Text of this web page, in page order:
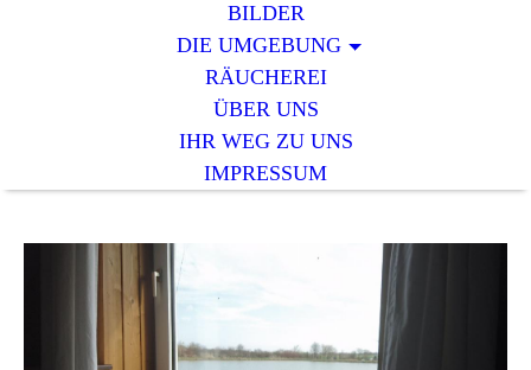
BILDER
DIE UMGEBUNG
RÄUCHEREI
ÜBER UNS
IHR WEG ZU UNS
IMPRESSUM